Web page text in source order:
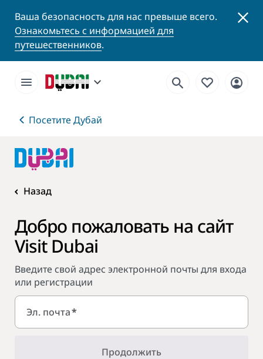
Ваша безопасность для нас превыше всего.
Ознакомьтесь с информацией для
путешественников.
Посетите Дубай
Назад
Добро пожаловать на сайт
Visit Dubai
Введите свой адрес электронной почты для входа
или регистрации
Эл. почта*
Продолжить